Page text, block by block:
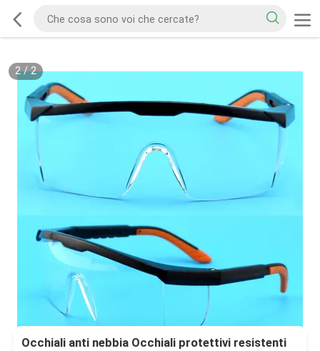
2/2
Occhiali anti nebbia Occhiali protettivi resistenti